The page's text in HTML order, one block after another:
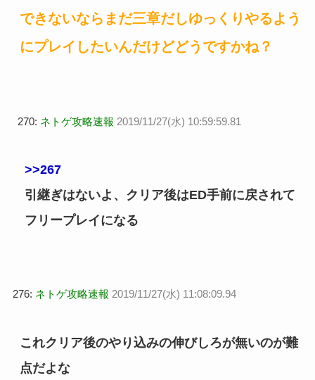
できないならまだ三章だしゆっくりやるよう
にプレイしたいんだけどどうですかね？
270: ネトゲ攻略速報 2019/11/27(水) 10:59:59.81
>>267
引継ぎはないよ、クリア後はED手前に戻されて
フリープレイになる
276: ネトゲ攻略速報 2019/11/27(水) 11:08:09.94
これクリア後のやり込みの伸びしろが無いのが難
点だよな